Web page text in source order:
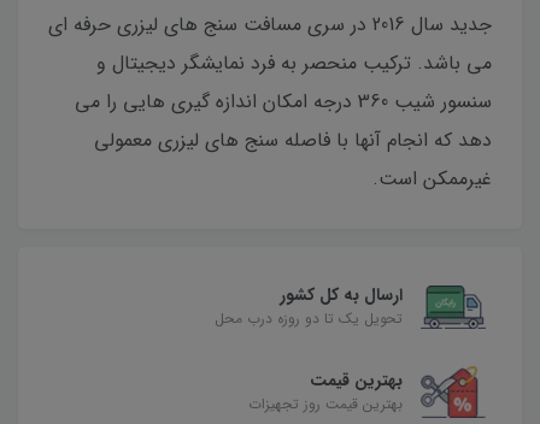
جدید سال 2016 در سری مسافت سنج های لیزری حرفه ای
می باشد. ترکیب منحصر به فرد نمایشگر دیجیتال و
سنسور شیب 360 درجه امکان اندازه گیری هایی را می
دهد که انجام آنها با فاصله سنج های لیزری معمولی
غیرممکن است.
ارسال به کل کشور
تحویل یک تا دو روزه درب محل
بهترین قیمت
بهترین قیمت روز تجهیزات